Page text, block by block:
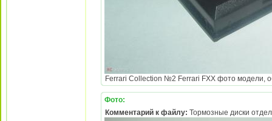
Ferrari Collection №2 Ferrari FXX фото модели,
Фото:
Комментарий к файлу: Тормозные диски